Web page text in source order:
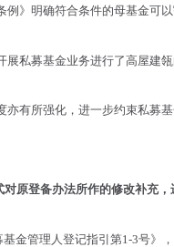
》明确符合条件的母基金可
私募基金业务进行了高屋建
有所强化，进一步约束私募
原登备办法所作的修改补充
金管理人登记指引第1-3号》